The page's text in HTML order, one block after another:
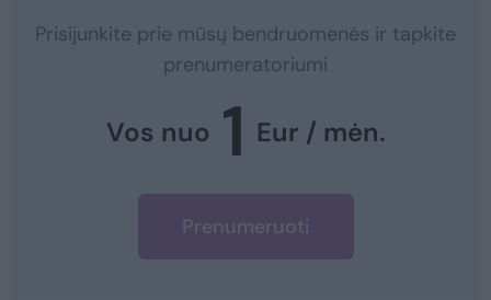
Prisijunkite prie mūsų bendruomenės ir tapkite
prenumeratoriumi
Vos nuo 1 Eur / mėn.
Prenumeruoti